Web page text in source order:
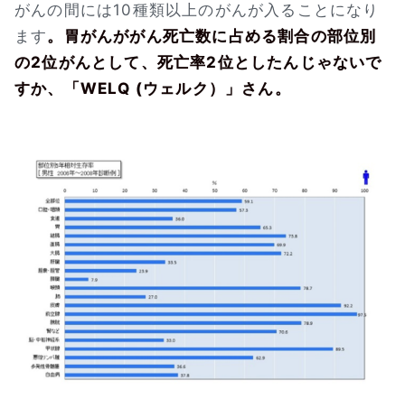
がんの間には10種類以上のがんが入ることになり
ます。胃がんががん死亡数に占める割合の部位別
の2位がんとして、死亡率2位としたんじゃないで
すか、「WELQ (ウェルク）」さん。